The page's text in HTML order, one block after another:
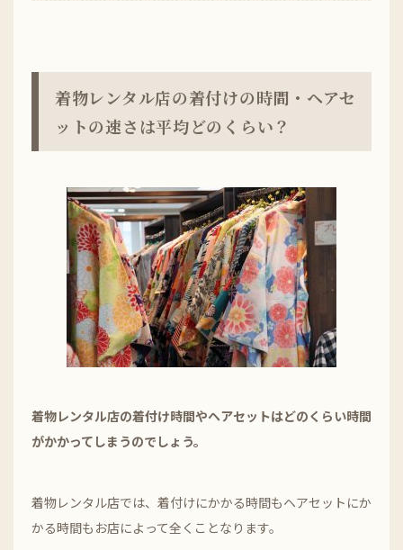
着物レンタル店の着付けの時間・ヘアセ
ットの速さは平均どのくらい？
着物レンタル店の着付け時間やヘアセットはどのくらい時間
がかかってしまうのでしょう。
着物レンタル店では、着付けにかかる時間もヘアセットにか
かる時間もお店によって全くことなります。